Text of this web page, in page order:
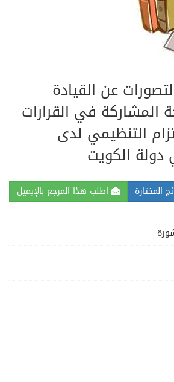
عن القيادة
المشاركة في القرارات
التنظيمي لدى
الكويت
المختارة إطلب هذا المرجع بالإيميل